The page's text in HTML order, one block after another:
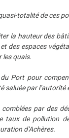
totalité de ces
la hauteur des
des espaces
les quais.
Port pour
saluée par
par des
taux de pollution
d’Achères.